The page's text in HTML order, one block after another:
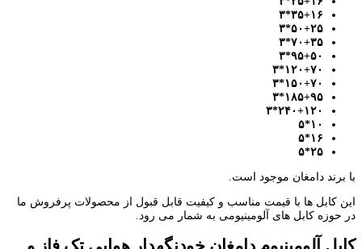
۳۵+۱۶*۳
۵۰+۲۵*۳
۷۰+۳۵*۳
۹۵+۵۰*۳
۱۲۰+۷۰*۳
۱۵۰+۷۰*۳
۱۸۵+۹۵*۳
۲۴۰+۱۲۰*۳
۱۰*۵
۱۶*۵
۲۵*۵
با برند دامغان موجود است.
این کابل ها با قیمت مناسب و کیفیت قابل قبول از محصولات پرفروش ما
در حوزه کابل های آلومینیومی به شمار می رود.